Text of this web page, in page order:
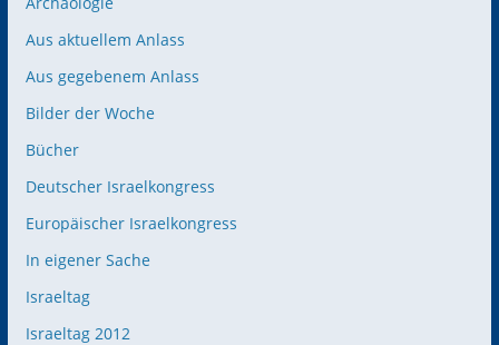
Aus aktuellem Anlass
Aus gegebenem Anlass
Bilder der Woche
Bücher
Deutscher Israelkongress
Europäischer Israelkongress
In eigener Sache
Israeltag
Israeltag 2012